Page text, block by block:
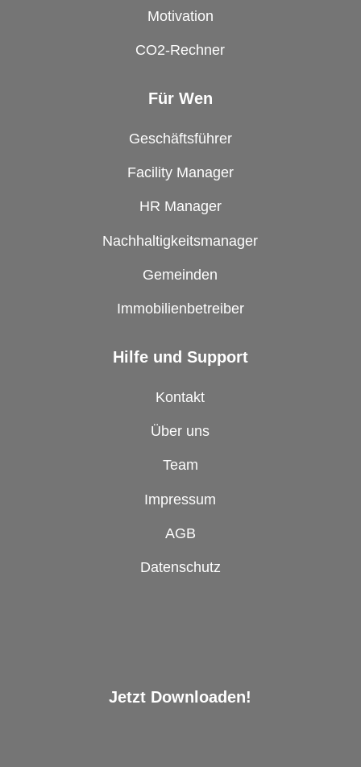
Motivation
CO2-Rechner
Für Wen
Geschäftsführer
Facility Manager
HR Manager
Nachhaltigkeitsmanager
Gemeinden
Immobilienbetreiber
Hilfe und Support
Kontakt
Über uns
Team
Impressum
AGB
Datenschutz
Jetzt Downloaden!